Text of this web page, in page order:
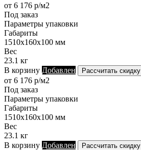
от 6 176 р/м2
Под заказ
Параметры упаковки
Габариты
1510х160х100 мм
Вес
23.1 кг
В корзину Добавлен Рассчитать скидку
от 6 176 р/м2
Под заказ
Параметры упаковки
Габариты
1510х160х100 мм
Вес
23.1 кг
В корзину Добавлен Рассчитать скидку